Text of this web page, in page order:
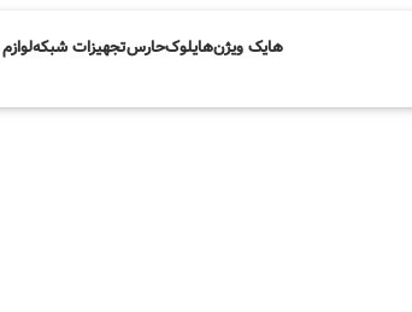
هایک ویژنهایلوکحارستجهیزات شبکه